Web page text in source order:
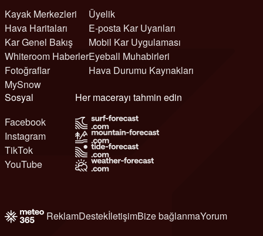
Kayak Merkezleri
Hava Haritaları
Kar Genel Bakış
Whiteroom Haberler
Fotoğraflar
MySnow
Üyelik
E-posta Kar Uyarıları
Mobil Kar Uygulaması
Eyeball Muhabirleri
Hava Durumu Kaynakları
Sosyal
Facebook
Instagram
TikTok
YouTube
Her macerayı tahmin edin
ReklamDestekİletişimBize bağlanmaYorum